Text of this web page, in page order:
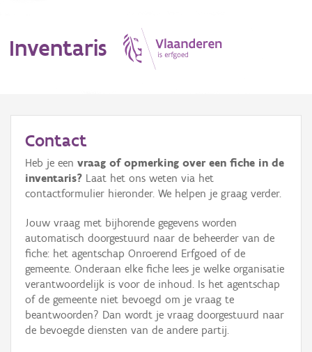
Inventaris
Erfgoedobject
Aanduidingsobject
Waarneming
Thema
Gebeurtenis
Persoon of collectief
Contact
Heb je een vraag of opmerking over een fiche in de
inventaris? Laat het ons weten via het
contactformulier hieronder. We helpen je graag verder.
Jouw vraag met bijhorende gegevens worden
automatisch doorgestuurd naar de beheerder van de
fiche: het agentschap Onroerend Erfgoed of de
gemeente. Onderaan elke fiche lees je welke organisatie
verantwoordelijk is voor de inhoud. Is het agentschap
of de gemeente niet bevoegd om je vraag te
beantwoorden? Dan wordt je vraag doorgestuurd naar
de bevoegde diensten van de andere partij.